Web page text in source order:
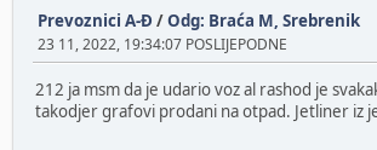
Prevoznici A-Đ /Odg: Braća M, Srebrenik
23 11, 2022, 19:34:07 POSLIJEPODNE
212 ja msm da je udario voz al rashod je
takodjer grafovi prodani na otpad. Jetliner iz